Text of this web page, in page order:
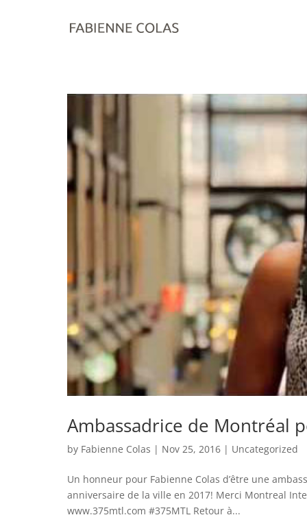
Ambassadrice de Montréal
by Fabienne Colas | Nov 25, 2016 | Uncategorized
Un honneur pour Fabienne Colas d’être une
anniversaire de la ville en 2017! Merci Montreal
www.375mtl.com #375MTL Retour à...